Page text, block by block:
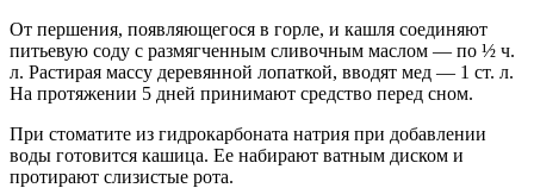
От першения, появляющегося в горле, и кашля соединяют
питьевую соду с размягченным сливочным маслом — по ½ ч.
л. Растирая массу деревянной лопаткой, вводят мед — 1 ст. л.
На протяжении 5 дней принимают средство перед сном.
При стоматите из гидрокарбоната натрия при добавлении
воды готовится кашица. Ее набирают ватным диском и
протирают слизистые рота.